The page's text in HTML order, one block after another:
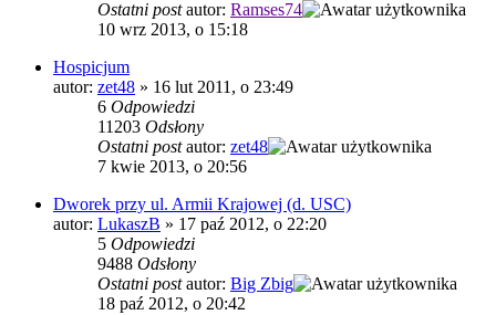
Ostatni postautor: Ramses74
10 wrz 2013, o 15:18
Hospicjum
autor: zet48 » 16 lut 2011, o 23:49
6 Odpowiedzi
11203 Odsłony
Ostatni postautor: zet48
7 kwie 2013, o 20:56
Dworek przy ul. Armii Krajowej (d. USC)
autor: LukaszB » 17 paź 2012, o 22:20
5 Odpowiedzi
9488 Odsłony
Ostatni postautor: Big Zbig
18 paź 2012, o 20:42